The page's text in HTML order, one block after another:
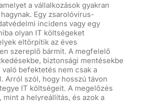
a vállalkozások gyakran
Egy zsarolóvírus-
incidens vagy egy
olyan IT költségeket
eltörpítik az éves
szereplő bármit. A megfelelő
biztonsági mentésekbe
befektetés nem csak a
Arról szól, hogy hosszú távon
IT költségeit. A megelőzés
mint a helyreállítás, és azok a